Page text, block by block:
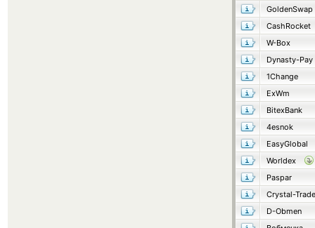
GoldenSwap
CashRocket
W-Box
Dynasty-Pay
1Change
ExWm
BitexBank
4esnok
EasyGlobal
Worldex
Paspar
Crystal-Trade
D-Obmen